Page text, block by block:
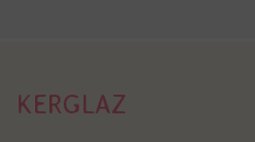
KERGLAZ